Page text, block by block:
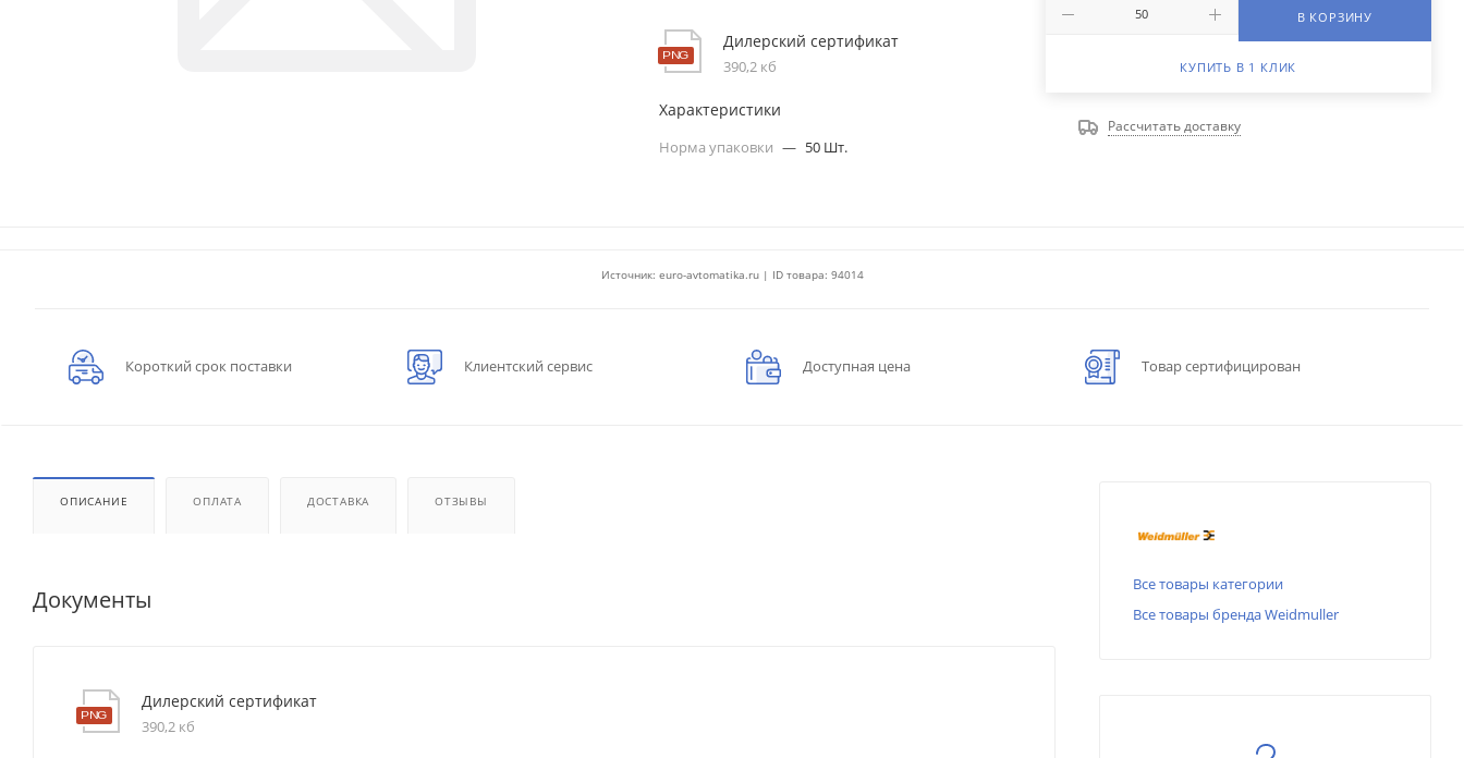
Дилерский сертификат
390,2 кб
Характеристики
Норма упаковки — 50 Шт.
В КОРЗИНУ
КУПИТЬ В 1 КЛИК
Рассчитать доставку
Источник: euro-avtomatika.ru | ID товара: 94014
Короткий срок поставки Клиентский сервис Доступная цена Товар сертифицирован
ОПИСАНИЕ ОПЛАТА ДОСТАВКА ОТЗЫВЫ
Документы
Дилерский сертификат
390,2 кб
Все товары категории
Все товары бренда Weidmuller